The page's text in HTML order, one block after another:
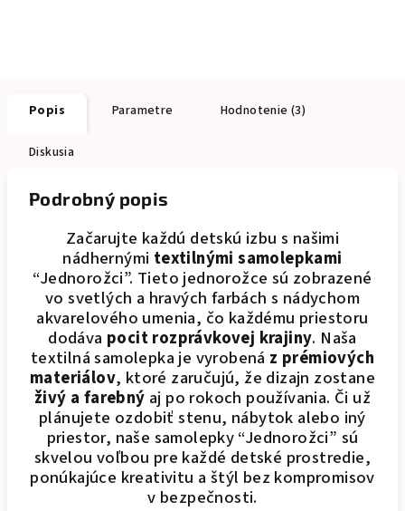
Popis Parametre Hodnotenie (3)
Diskusia
Podrobný popis
Začarujte každú detskú izbu s našimi
nádhernými textilnými samolepkami
“Jednorožci”. Tieto jednorožce sú zobrazené
vo svetlých a hravých farbách s nádychom
akvarelového umenia, čo každému priestoru
dodáva pocit rozprávkovej krajiny. Naša
textilná samolepka je vyrobená z prémiových
materiálov, ktoré zaručujú, že dizajn zostane
živý a farebný aj po rokoch používania. Či už
plánujete ozdobiť stenu, nábytok alebo iný
priestor, naše samolepky “Jednorožci” sú
skvelou voľbou pre každé detské prostredie,
ponúkajúce kreativitu a štýl bez kompromisov
v bezpečnosti.